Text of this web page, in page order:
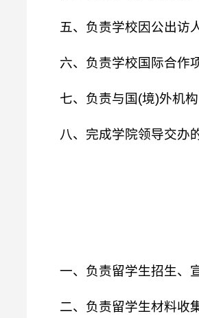
五、负责学校因公出访
六、负责学校国际合作
七、负责与国(境)外机
八、完成学院领导交办
一、负责留学生招生、
二、负责留学生材料收